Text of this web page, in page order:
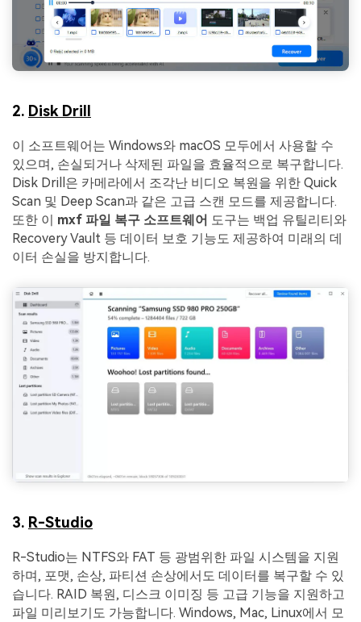
2. Disk Drill
이 소프트웨어는 Windows와 macOS 모두에서 사용할 수
있으며, 손실되거나 삭제된 파일을 효율적으로 복구합니다.
Disk Drill은 카메라에서 조각난 비디오 복원을 위한 Quick
Scan 및 Deep Scan과 같은 고급 스캔 모드를 제공합니다.
또한 이 mxf 파일 복구 소프트웨어 도구는 백업 유틸리티와
Recovery Vault 등 데이터 보호 기능도 제공하여 미래의 데
이터 손실을 방지합니다.
3. R-Studio
R-Studio는 NTFS와 FAT 등 광범위한 파일 시스템을 지원
하며, 포맷, 손상, 파티션 손상에서도 데이터를 복구할 수 있
습니다. RAID 복원, 디스크 이미징 등 고급 기능을 지원하고
파일 미리보기도 가능합니다. Windows, Mac, Linux에서 모